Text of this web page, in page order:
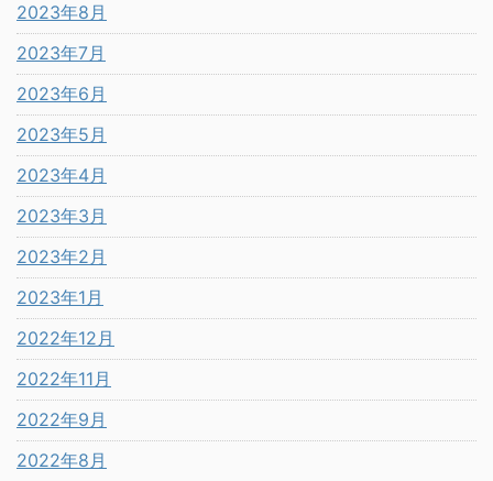
2023年8月
2023年7月
2023年6月
2023年5月
2023年4月
2023年3月
2023年2月
2023年1月
2022年12月
2022年11月
2022年9月
2022年8月